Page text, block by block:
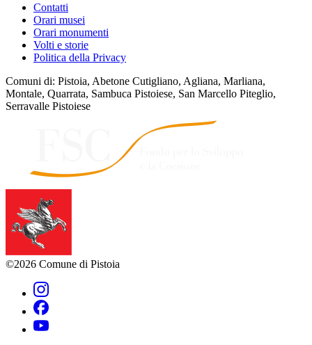
Contatti
Orari musei
Orari monumenti
Volti e storie
Politica della Privacy
Comuni di: Pistoia, Abetone Cutigliano, Agliana, Marliana,
Montale, Quarrata, Sambuca Pistoiese, San Marcello Piteglio,
Serravalle Pistoiese
©2026 Comune di Pistoia